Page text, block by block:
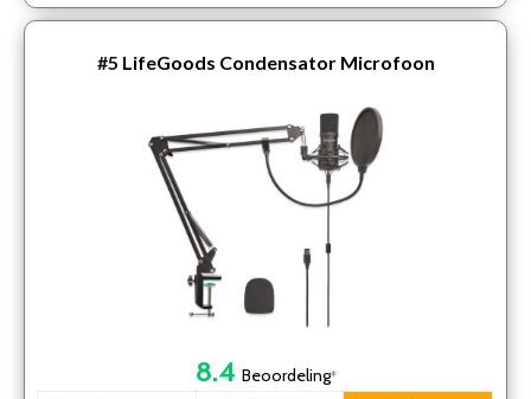
#5 LifeGoods Condensator Microfoon
8.4 Beoordeling*